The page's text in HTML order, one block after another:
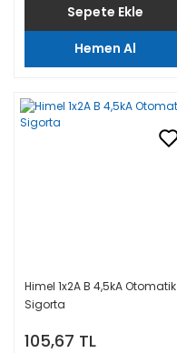
Sepete Ekle
Hemen Al
Himel 1x2A B 4,5kA Otomatik
Sigorta
105,67 TL